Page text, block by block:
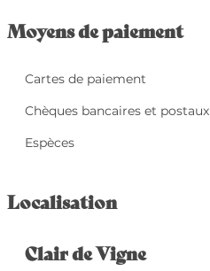
Moyens de paiement
Cartes de paiement
Chèques bancaires et postaux
Espèces
Localisation
Clair de Vigne